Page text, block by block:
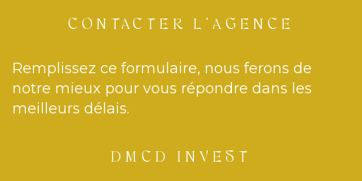
CONTACTER L'AGENCE
Remplissez ce formulaire, nous ferons de
notre mieux pour vous répondre dans les
meilleurs délais.
DMCD INVEST